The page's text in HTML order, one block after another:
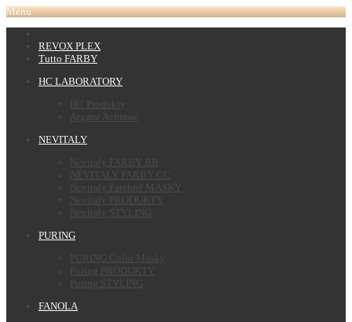
Menu
REVOX PLEX
Tutto FARBY
HC LABORATORY
HC Produkty
Argane Achinae
NEVITALY
Nevitaly FARBY BB
NEVITALY FARBY CC
Nevitaly Farebné MASKY
Nevitaly PRODUKTY
Nevitaly STYLING
PURING
PURING Color Masky
Puring PRODUKTY
Puring STYLING
FANOLA